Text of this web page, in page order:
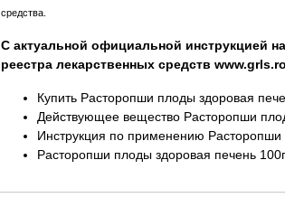
средства.
С актуальной официальной инструкцией
реестра лекарственных средств
Купить Расторопши плоды здоровая
Действующее вещество Расторопши
Инструкция по применению
Расторопши плоды здоровая печень